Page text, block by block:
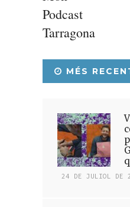
Podcast
Tarragona
MÉS
24 DE JULIOL DE